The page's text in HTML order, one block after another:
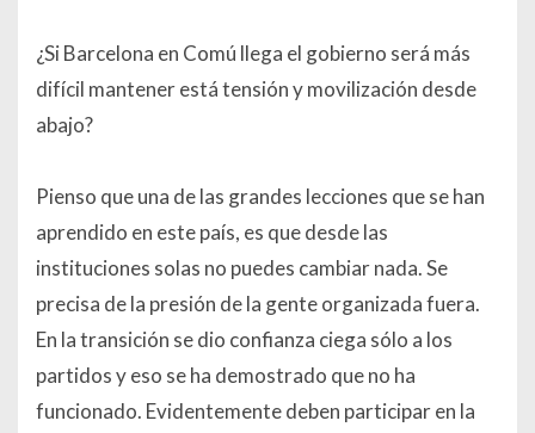
¿Si Barcelona en Comú llega el gobierno será más
difícil mantener está tensión y movilización desde
abajo?
Pienso que una de las grandes lecciones que se han
aprendido en este país, es que desde las
instituciones solas no puedes cambiar nada. Se
precisa de la presión de la gente organizada fuera.
En la transición se dio confianza ciega sólo a los
partidos y eso se ha demostrado que no ha
funcionado. Evidentemente deben participar en la